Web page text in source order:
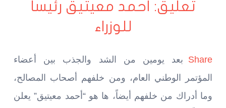
تعليق: أحمد معيتيق رئيساً
للوزراء
Share بعد يومين من الشد والجذب بين أعضاء
المؤتمر الوطني العام، ومن خلفهم أصحاب المصالح،
وما أدراك من خلفهم أيضاً، ها هو “أحمد معيتيق” يعلن